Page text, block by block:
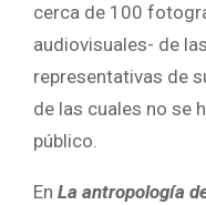
cerca de 100
audiovisuales- de
representativas de
de las cuales no se
público.
En La antropología